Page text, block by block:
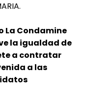
La Condamine
la igualdad de
a contratar
a las